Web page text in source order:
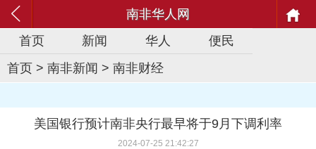
南非华人网
首页
新闻 华人
便民
首页 > 南非新闻 > 南非财经
美国银行预计南非央行最早将于9月下调利率
2024-07-25 21:42:27